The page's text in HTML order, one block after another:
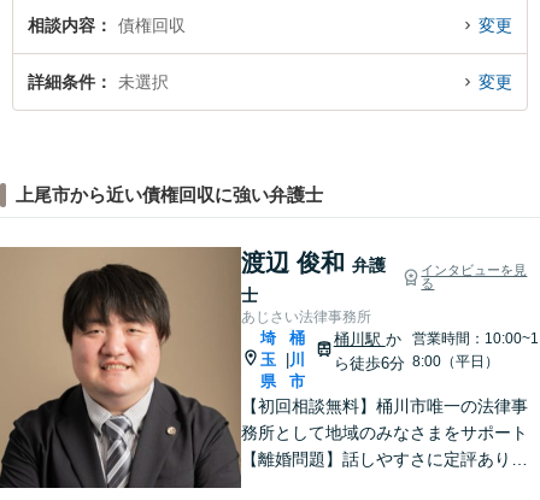
相談内容 債権回収 変更
詳細条件 未選択 変更
上尾市から近い債権回収に強い弁護士
渡辺 俊和 弁護
士
インタビューを見
る
あじさい法律事務所
埼
玉
県
桶
川
市
桶川駅 か
ら徒歩6分
営業時間：10:00~1
8:00（平日）
【初回相談無料】桶川市唯一の法律事
務所として地域のみなさまをサポート
【離婚問題】話しやすさに定評あり！1